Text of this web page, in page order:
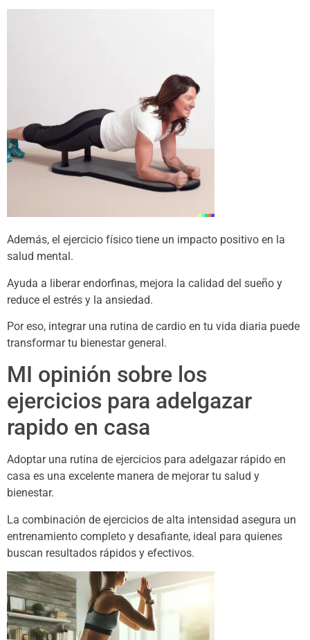
Además, el ejercicio físico tiene un impacto positivo en la
salud mental.
Ayuda a liberar endorfinas, mejora la calidad del sueño y
reduce el estrés y la ansiedad.
Por eso, integrar una rutina de cardio en tu vida diaria puede
transformar tu bienestar general.
MI opinión sobre los
ejercicios para adelgazar
rapido en casa
Adoptar una rutina de ejercicios para adelgazar rápido en
casa es una excelente manera de mejorar tu salud y
bienestar.
La combinación de ejercicios de alta intensidad asegura un
entrenamiento completo y desafiante, ideal para quienes
buscan resultados rápidos y efectivos.